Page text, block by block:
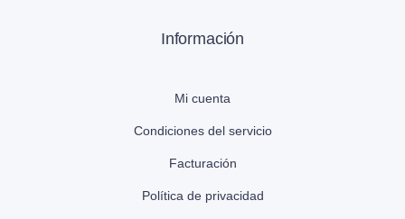
Información
Mi cuenta
Condiciones del servicio
Facturación
Política de privacidad